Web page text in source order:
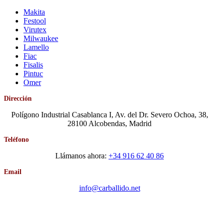
Makita
Festool
Virutex
Milwaukee
Lamello
Fiac
Fisalis
Pintuc
Omer
Dirección
Polígono Industrial Casablanca I, Av. del Dr. Severo Ochoa, 38,
28100 Alcobendas, Madrid
Teléfono
Llámanos ahora: +34 916 62 40 86
Email
info@carballido.net